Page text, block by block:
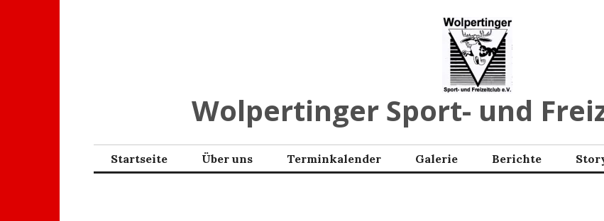
Wolpertinger Sport- und
Startseite Über uns Terminkalender Galerie Berichte